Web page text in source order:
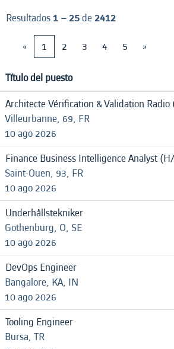
Resultados1 – 25de 2412
«
1 2 3 4 5 »
Título del puesto
Architecte Vérification & Validation
Villeurbanne, 69, FR
10 ago 2026
Finance Business Intelligence Analyst
Saint-Ouen, 93, FR
10 ago 2026
Underhållstekniker
Gothenburg, O, SE
10 ago 2026
DevOps Engineer
Bangalore, KA, IN
10 ago 2026
Tooling Engineer
Bursa, TR